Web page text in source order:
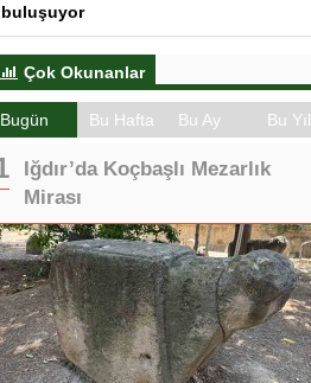
buluşuyor
Çok Okunanlar
Bugün Bu Hafta Bu Ay Bu Yıl
Iğdır’da Koçbaşlı Mezarlık
Mirası